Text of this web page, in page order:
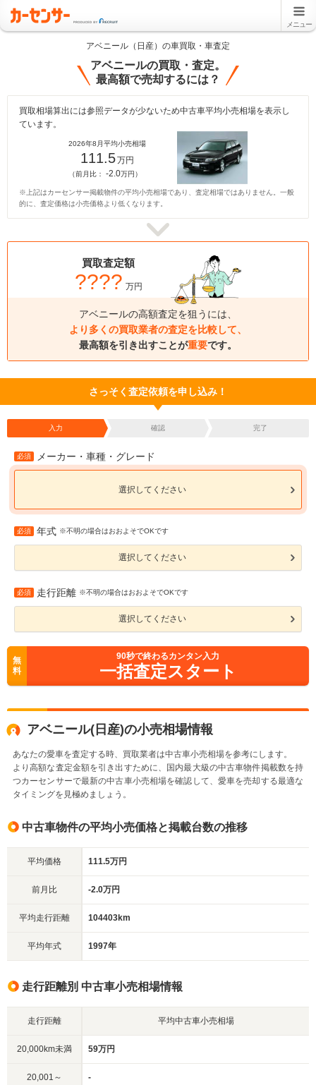
メニュー
アベニール（日産）の車買取・車査定
アベニールの買取・査定。
最高額で売却するには？
買取相場算出には参照データが少ないため中古車平均小売相場を表示し
ています。
2026年8月平均小売相場
111.5万円
（前月比： -2.0万円）
※上記はカーセンサー掲載物件の平均小売相場であり、査定相場ではありません。一般
的に、査定価格は小売価格より低くなります。
買取査定額
???? 万円
アベニールの高額査定を狙うには、
より多くの買取業者の査定を比較して、
最高額を引き出すことが重要です。
さっそく査定依頼を申し込み！
入力 確認 完了
必須 メーカー・車種・グレード
選択してください
必須 年式 ※不明の場合はおおよそでOKです
選択してください
必須 走行距離 ※不明の場合はおおよそでOKです
選択してください
無
料
90秒で終わるカンタン入力
一括査定スタート
アベニール(日産)の小売相場情報
あなたの愛車を査定する時、買取業者は中古車小売相場を参考にします。
より高額な査定金額を引き出すために、国内最大級の中古車物件掲載数を持
つカーセンサーで最新の中古車小売相場を確認して、愛車を売却する最適な
タイミングを見極めましょう。
中古車物件の平均小売価格と掲載台数の推移
平均価格 111.5万円
前月比 -2.0万円
平均走行距離 104403km
平均年式 1997年
走行距離別 中古車小売相場情報
走行距離 平均中古車小売相場
20,000km未満 59万円
20,001～
-